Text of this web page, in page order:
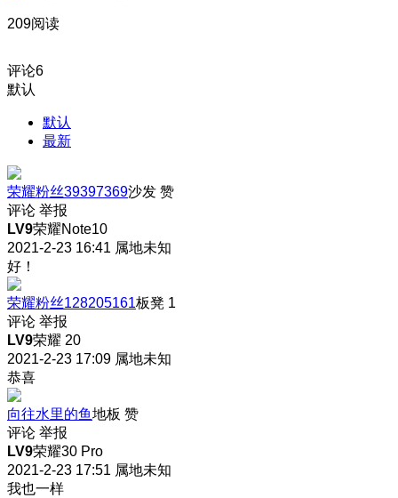
209阅读
评论6
默认
默认
最新
荣耀粉丝39397369沙发 赞
评论 举报
LV9荣耀Note10
2021-2-23 16:41 属地未知
好！
荣耀粉丝128205161板凳 1
评论 举报
LV9荣耀 20
2021-2-23 17:09 属地未知
恭喜
向往水里的鱼地板 赞
评论 举报
LV9荣耀30 Pro
2021-2-23 17:51 属地未知
我也一样